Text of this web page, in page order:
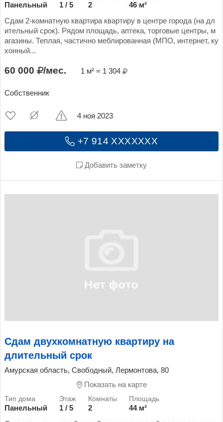
Панельный 1 / 5 2
46 м²
Сдам 2-комнатную квартира квартиру в центре города (на дл
ительный срок). Рядом площадь, аптека, торговые центры, м
агазины. Теплая, частично меблированная (МПО, интернет, ку
хонный...
60 000 /мес. 1 м² = 1 304
Собственник
+7 914 XXXXXXX
Добавить заметку
4 ноя 2023
Сдам двухкомнатную квартиру на
длительный срок
Амурская область, Свободный, Лермонтова, 80
Показать на карте
Панельный 1 / 5 2
44 м²